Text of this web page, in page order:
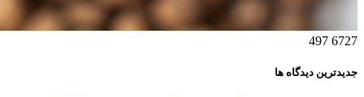
6727
497
جدیدترین دیدگاه ها